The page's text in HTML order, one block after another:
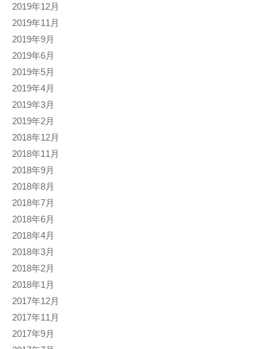
2019年12月
2019年11月
2019年9月
2019年6月
2019年5月
2019年4月
2019年3月
2019年2月
2018年12月
2018年11月
2018年9月
2018年8月
2018年7月
2018年6月
2018年4月
2018年3月
2018年2月
2018年1月
2017年12月
2017年11月
2017年9月